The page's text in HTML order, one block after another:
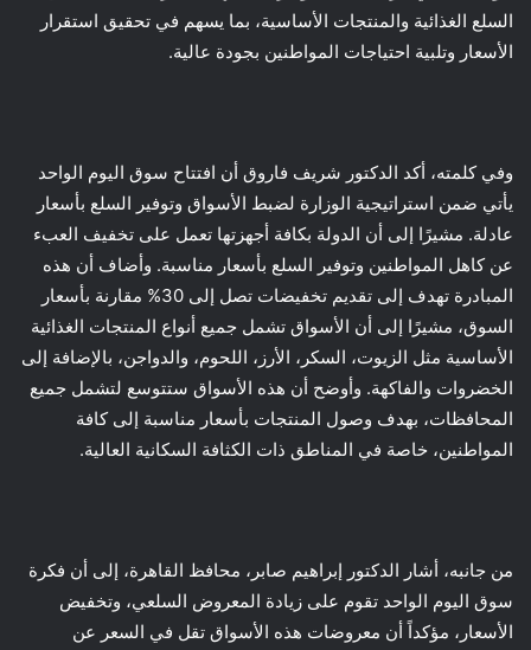
السلع الغذائية والمنتجات الأساسية، بما يسهم في تحقيق استقرار
الأسعار وتلبية احتياجات المواطنين بجودة عالية.
وفي كلمته، أكد الدكتور شريف فاروق أن افتتاح سوق اليوم الواحد
يأتي ضمن استراتيجية الوزارة لضبط الأسواق وتوفير السلع بأسعار
عادلة. مشيرًا إلى أن الدولة بكافة أجهزتها تعمل على تخفيف العبء
عن كاهل المواطنين وتوفير السلع بأسعار مناسبة. وأضاف أن هذه
المبادرة تهدف إلى تقديم تخفيضات تصل إلى 30% مقارنة بأسعار
السوق، مشيرًا إلى أن الأسواق تشمل جميع أنواع المنتجات الغذائية
الأساسية مثل الزيوت، السكر، الأرز، اللحوم، والدواجن، بالإضافة إلى
الخضروات والفاكهة. وأوضح أن هذه الأسواق ستتوسع لتشمل جميع
المحافظات، بهدف وصول المنتجات بأسعار مناسبة إلى كافة
المواطنين، خاصة في المناطق ذات الكثافة السكانية العالية.
من جانبه، أشار الدكتور إبراهيم صابر، محافظ القاهرة، إلى أن فكرة
سوق اليوم الواحد تقوم على زيادة المعروض السلعي، وتخفيض
الأسعار، مؤكداً أن معروضات هذه الأسواق تقل في السعر عن